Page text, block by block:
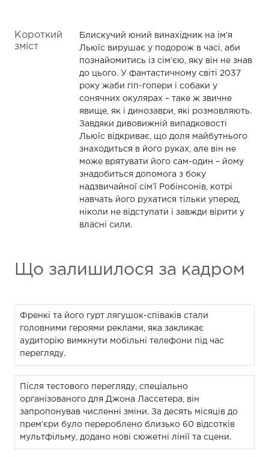
Короткий
зміст
Блискучий юний винахідник на ім’я
Льюїс вирушає у подорож в часі, аби
познайомитись із сім’єю, яку він не знав
до цього. У фантастичному світі 2037
року жаби гіп-гопери і собаки у
сонячних окулярах – таке ж звичне
явище, як і динозаври, які розмовляють.
Завдяки дивовижній випадковості
Льюїс відкриває, що доля майбутнього
знаходиться в його руках, але він не
може врятувати його сам-один – йому
знадобиться допомога з боку
надзвичайної сім’ї Робінсонів, котрі
навчать його рухатися тільки уперед,
ніколи не відступати і завжди вірити у
власні сили.
Що залишилося за кадром
Френкі та його гурт лягушок-співаків стали
головними героями реклами, яка закликає
аудиторію вимкнути мобільні телефони під час
перегляду.
Після тестового перегляду, спеціально
організованого для Джона Лассетера, він
запропонував численні зміни. За десять місяців до
прем’єри було перероблено близько 60 відсотків
мультфільму, додано нові сюжетні лінії та сцени.